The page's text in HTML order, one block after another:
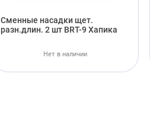
Cменные насадки щет.
разн.длин. 2 шт BRT-9 Хапика
Нет в наличии